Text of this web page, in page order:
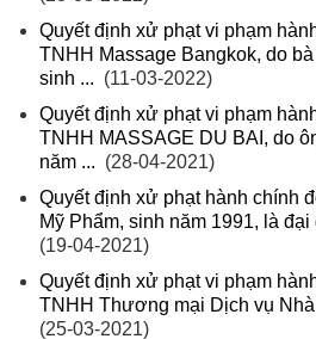
Quyết định xử phạt vi phạm
TNHH Massage Bangkok, do
sinh ... (11-03-2022)
Quyết định xử phạt vi phạm
TNHH MASSAGE DU BAI, do
năm ... (28-04-2021)
Quyết định xử phạt hành chính
Mỹ Phẩm, sinh năm 1991, là
(19-04-2021)
Quyết định xử phạt vi phạm
TNHH Thương mại Dịch vụ
(25-03-2021)